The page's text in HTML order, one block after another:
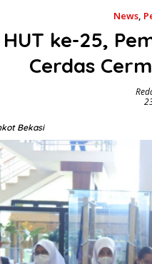
News,
ke-25,
Cerdas
Bekasi